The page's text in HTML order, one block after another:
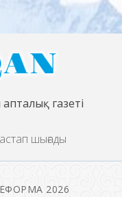
газеті
шығады
2026